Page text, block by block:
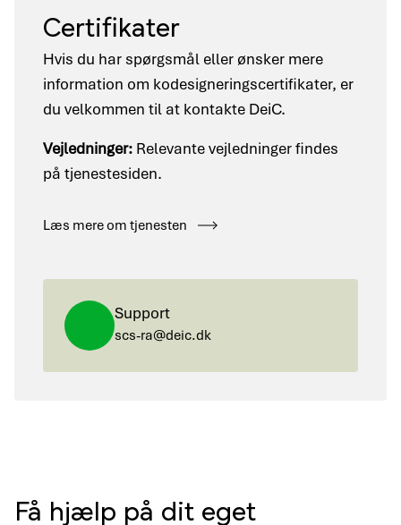
Certifikater
Hvis du har spørgsmål eller ønsker mere
information om kodesigneringscertifikater, er
du velkommen til at kontakte DeiC.
Vejledninger: Relevante vejledninger findes
på tjenestesiden.
Læs mere om tjenesten
Support
scs-ra@deic.dk
Få hjælp på dit eget